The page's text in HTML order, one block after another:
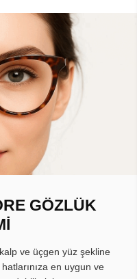
GÖZLÜK
ve üçgen yüz şekline
en uygun ve